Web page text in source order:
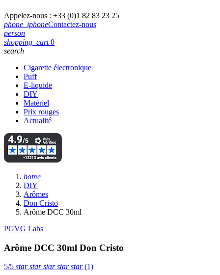
Appelez-nous : +33 (0)1 82 83 23 25
phone_iphoneContactez-nous
person
shopping_cart 0
search
Cigarette électronique
Puff
E-liquide
DIY
Matériel
Prix rouges
Actualité
home
DIY
Arômes
Don Cristo
Arôme DCC 30ml
PGVG Labs
Arôme DCC 30ml Don Cristo
5/5 starstarstarstarstar(1)